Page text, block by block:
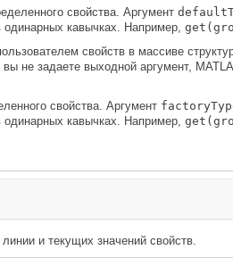
свойства. Аргумент
одинарных кавычках. Например,
свойств в массиве
не задаете выходной аргумент,
свойства. Аргумент
одинарных кавычках. Например,
и текущих значений свойств.